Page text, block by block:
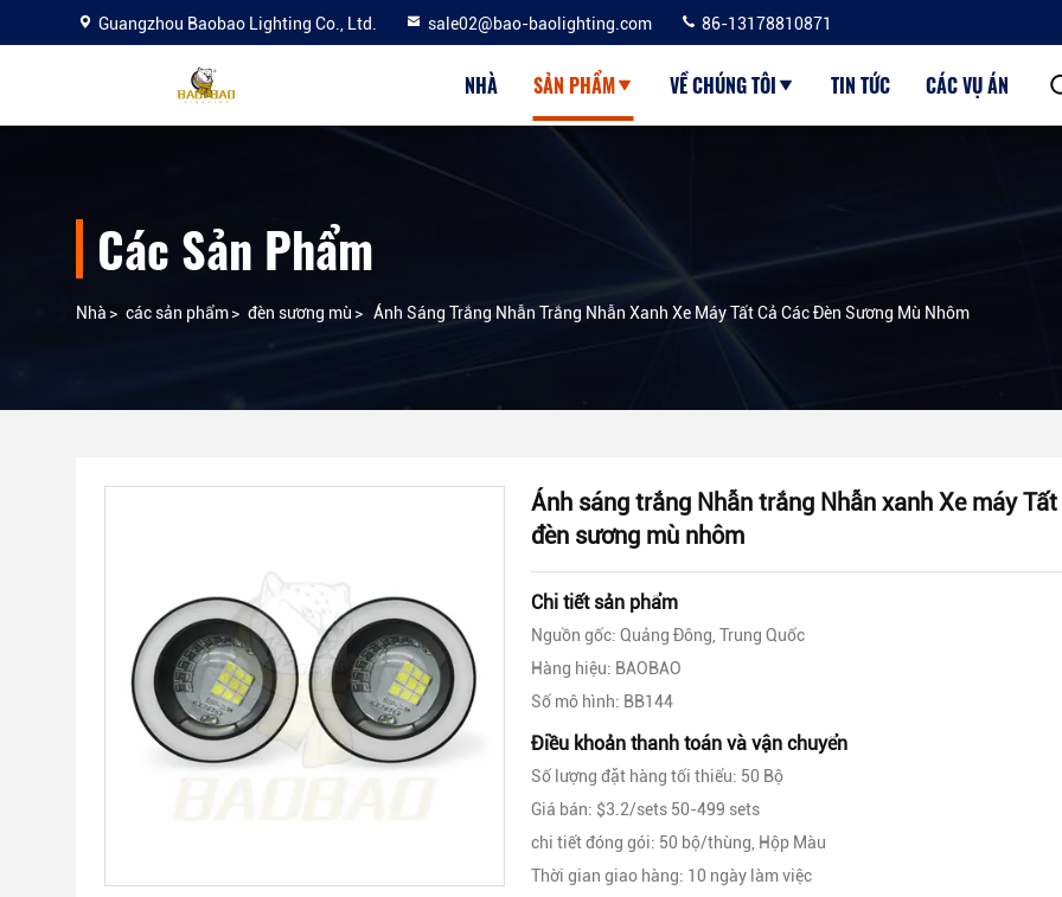
Guangzhou Baobao Lighting Co., Ltd. sale02@bao-baolighting.com 86-13178810871
NHÀ SẢN PHẨM VỀ CHÚNG TÔI TIN TỨC CÁC VỤ ÁN
Các Sản Phẩm
Nhà > các sản phẩm> đèn sương mù > Ánh Sáng Trắng Nhẫn Trắng Nhẫn Xanh Xe Máy Tất Cả Các Đèn Sương Mù Nhôm
Ánh sáng trắng Nhẫn trắng Nhẫn xanh Xe máy
đèn sương mù nhôm
Chi tiết sản phẩm
Nguồn gốc: Quảng Đông, Trung Quốc
Hàng hiệu: BAOBAO
Số mô hình: BB144
Điều khoản thanh toán và vận chuyển
Số lượng đặt hàng tối thiểu: 50 Bộ
Giá bán: $3.2/sets 50-499 sets
chi tiết đóng gói: 50 bộ/thùng, Hộp Màu
Thời gian giao hàng: 10 ngày làm việc